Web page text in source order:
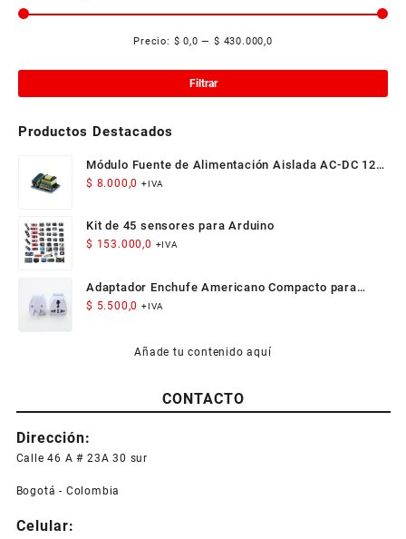
Filtrar
Precio: $ 0,0 — $ 430.000,0
Productos Destacados
Módulo Fuente de Alimentación Aislada AC-DC 12V
300mA 3.5W
$ 8.000,0 +IVA
Kit de 45 sensores para Arduino
$ 153.000,0 +IVA
Adaptador Enchufe Americano Compacto para
Viaje
$ 5.500,0 +IVA
Añade tu contenido aquí
CONTACTO
Dirección:
Calle 46 A # 23A 30 sur
Bogotá - Colombia
Celular: